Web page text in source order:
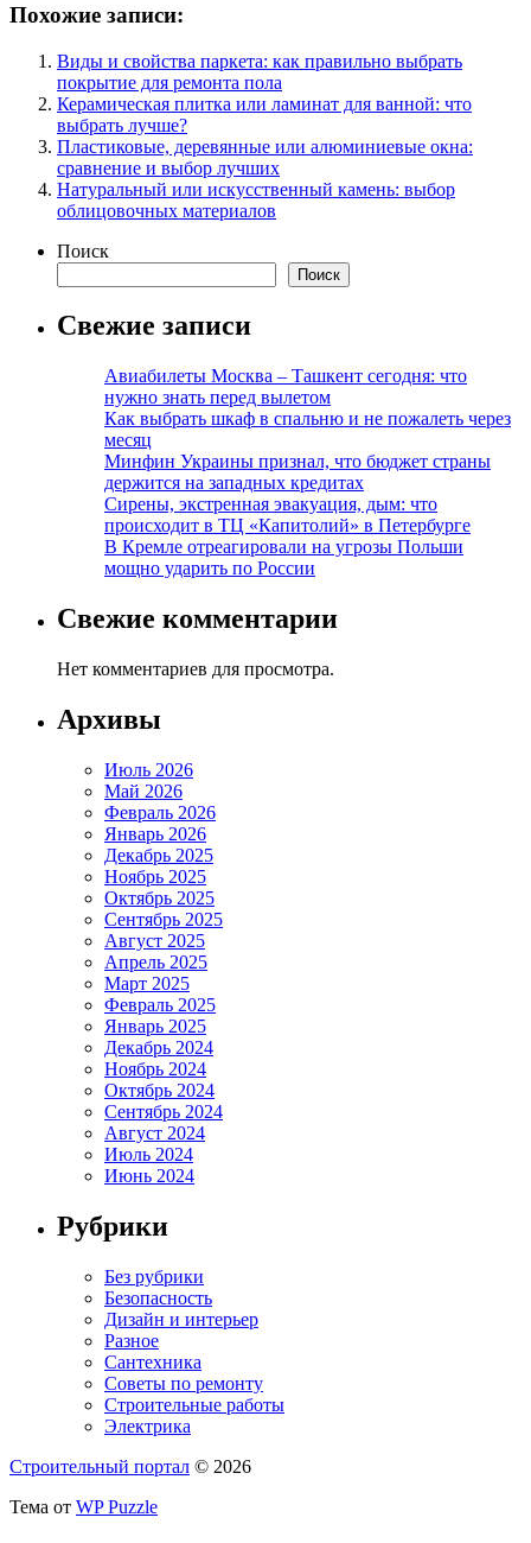
Похожие записи:
Виды и свойства паркета: как правильно выбрать
покрытие для ремонта пола
Керамическая плитка или ламинат для ванной: что
выбрать лучше?
Пластиковые, деревянные или алюминиевые окна:
сравнение и выбор лучших
Натуральный или искусственный камень: выбор
облицовочных материалов
Поиск
Поиск
Свежие записи
Авиабилеты Москва – Ташкент сегодня: что
нужно знать перед вылетом
Как выбрать шкаф в спальню и не пожалеть через
месяц
Минфин Украины признал, что бюджет страны
держится на западных кредитах
Сирены, экстренная эвакуация, дым: что
происходит в ТЦ «Капитолий» в Петербурге
В Кремле отреагировали на угрозы Польши
мощно ударить по России
Свежие комментарии
Нет комментариев для просмотра.
Архивы
Июль 2026
Май 2026
Февраль 2026
Январь 2026
Декабрь 2025
Ноябрь 2025
Октябрь 2025
Сентябрь 2025
Август 2025
Апрель 2025
Март 2025
Февраль 2025
Январь 2025
Декабрь 2024
Ноябрь 2024
Октябрь 2024
Сентябрь 2024
Август 2024
Июль 2024
Июнь 2024
Рубрики
Без рубрики
Безопасность
Дизайн и интерьер
Разное
Сантехника
Советы по ремонту
Строительные работы
Электрика
Строительный портал © 2026
Тема от WP Puzzle